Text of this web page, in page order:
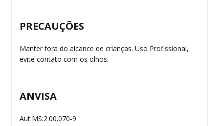
PRECAUÇÕES
Manter fora do alcance de crianças. Uso Profissional,
evite contato com os olhos.
ANVISA
Aut.MS:2.00.070-9